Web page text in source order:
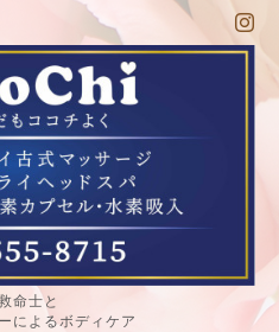
命士と
によるボディケア